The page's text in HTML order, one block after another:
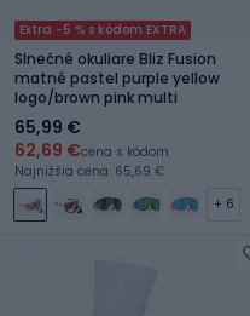
Extra -5 % s kódom EXTRA
Slnečné okuliare Bliz Fusion
matné pastel purple yellow
logo/brown pink multi
65,99 €
62,69 €cena s kódom
Najnižšia cena: 65,69 €
+ 6